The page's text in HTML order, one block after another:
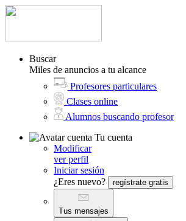
Buscar
Miles de anuncios a tu alcance
Profesores particulares
Clases online
Alumnos buscando profesor
Tu cuenta
Modificar
ver perfil
Iniciar sesión
¿Eres nuevo?
regístrate gratis
Tus mensajes